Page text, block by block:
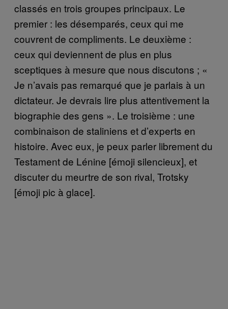
classés en trois groupes principaux. Le
premier : les désemparés, ceux qui me
couvrent de compliments. Le deuxième :
ceux qui deviennent de plus en plus
sceptiques à mesure que nous discutons ; «
Je n’avais pas remarqué que je parlais à un
dictateur. Je devrais lire plus attentivement la
biographie des gens ». Le troisième : une
combinaison de staliniens et d’experts en
histoire. Avec eux, je peux parler librement du
Testament de Lénine [émoji silencieux], et
discuter du meurtre de son rival, Trotsky
[émoji pic à glace].